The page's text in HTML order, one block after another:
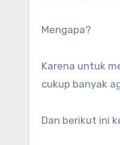
Mengapa?
Karena untuk
cukup banyak
Dan berikut ini